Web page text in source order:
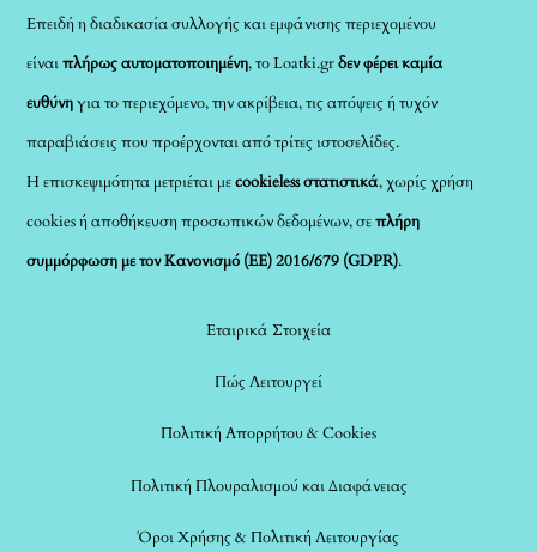
Επειδή η διαδικασία συλλογής και εμφάνισης περιεχομένου
είναιπλήρως αυτοματοποιημένη, το Loatki.grδεν φέρει καμία
ευθύνηγια το περιεχόμενο, την ακρίβεια, τις απόψεις ή τυχόν
παραβιάσεις που προέρχονται από τρίτες ιστοσελίδες.
Η επισκεψιμότητα μετριέται μεcookieless στατιστικά, χωρίς χρήση
cookies ή αποθήκευση προσωπικών δεδομένων, σεπλήρη
συμμόρφωση με τον Κανονισμό (ΕΕ) 2016/679 (GDPR).
Εταιρικά Στοιχεία
Πώς Λειτουργεί
Πολιτική Απορρήτου & Cookies
Πολιτική Πλουραλισμού και Διαφάνειας
Όροι Χρήσης & Πολιτική Λειτουργίας